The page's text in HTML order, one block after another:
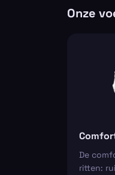
Onze
De
ritten: